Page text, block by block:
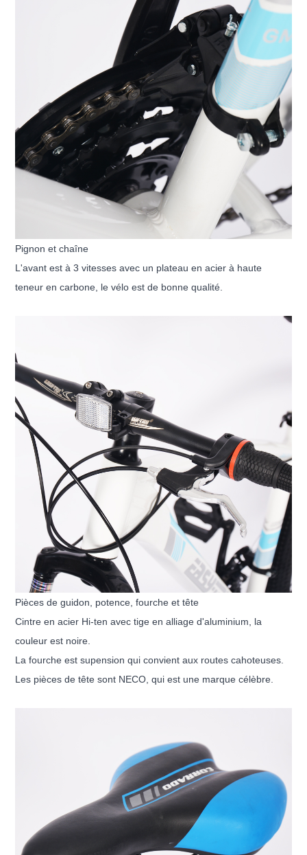
Pignon et chaîne
L'avant est à 3 vitesses avec un plateau en acier à haute
teneur en carbone, le vélo est de bonne qualité.
Pièces de guidon, potence, fourche et tête
Cintre en acier Hi-ten avec tige en alliage d'aluminium, la
couleur est noire.
La fourche est supension qui convient aux routes cahoteuses.
Les pièces de tête sont NECO, qui est une marque célèbre.